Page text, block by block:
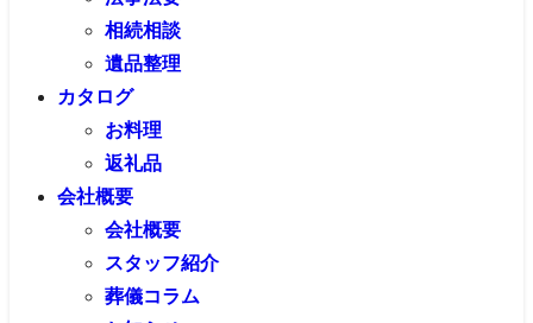
相続相談
遺品整理
カタログ
お料理
返礼品
会社概要
会社概要
スタッフ紹介
葬儀コラム